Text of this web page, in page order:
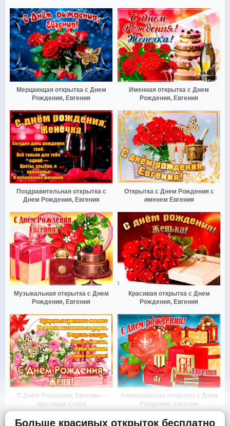
Мерцающая открытка с Днем
Рождения, Евгения
Именная открытка с Днем
Рождения, Евгения
Поздравительная открытка с
Днем Рождения, Евгения
Открытка с Днем Рождения с
именем Евгения
Музыкальная открытка с Днем
Рождения, Евгения
Красивая открытка с Днем
Рождения, Евгения
С Днём Рождения, Евгения—
красивые стихи
Анимационная открытка с Днем
Рождения, Евгения
Больше красивых открыток бесплатно